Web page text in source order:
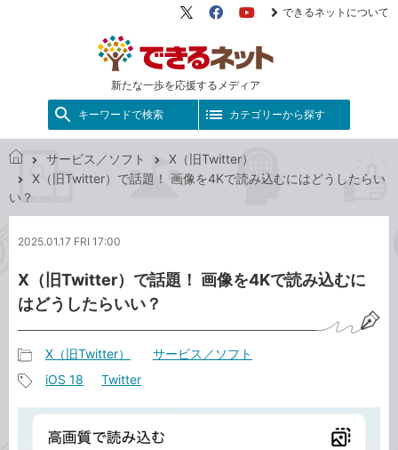
新たな一歩を応援するメディア
X（旧
FacebookYouTube
できるネットについて
キーワードで検索 カテゴリーから探す
で
き
ッ
サービス／ソフト
X（旧Twitter）
X（旧Twitter）で話題！ 画像を4Kで読み込むにはどうしたらい
い？
2025.01.17 FRI 17:00
X（旧Twitter）で話題！ 画像を4Kで読み込むに
はどうしたらいい？
事
カ
X（旧Twitter） サービス／ソフト
事
iOS 18 Twitter